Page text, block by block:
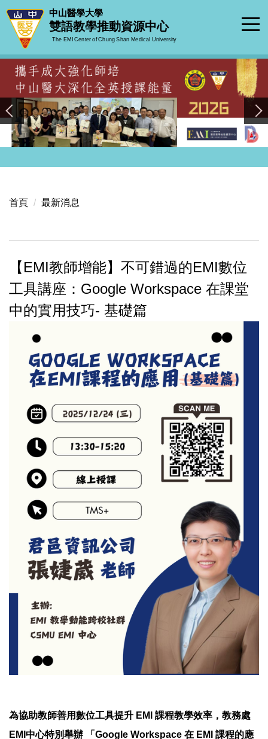
跳
到
要
區
中山醫學大學
雙語教學推動資源中心
The EMI Center of Chung Shan Medical University
首頁 最新消息
【EMI教師增能】不可錯過的EMI數位
工具講座：Google Workspace 在課堂
中的實用技巧- 基礎篇
為協助教師善用數位工具提升 EMI 課程教學效率，教務處
EMI中心特別舉辦 「Google Workspace 在 EMI 課程的應